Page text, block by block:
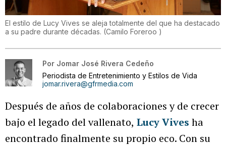
El estilo de Lucy Vives se aleja totalmente del que ha destacado
a su padre durante décadas. (Camilo Foreroo )
Por Jomar José Rivera Cedeño
Periodista de Entretenimiento y Estilos de Vida
jomar.rivera@gfrmedia.com
Después de años de colaboraciones y de crecer
bajo el legado del vallenato, Lucy Vives ha
encontrado finalmente su propio eco. Con su